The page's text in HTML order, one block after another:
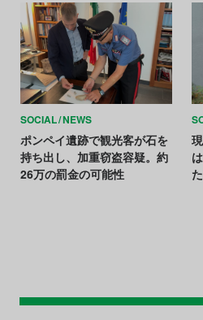
SOCIAL NEWS
ポンペイ遺跡で観光客が石を
持ち出し、加重窃盗容疑。約
26万の罰金の可能性